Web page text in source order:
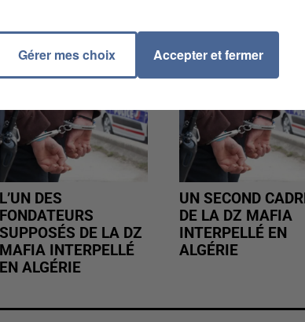
L’UN DES
FONDATEURS
SUPPOSÉS DE LA DZ
MAFIA INTERPELLÉ
EN ALGÉRIE
UN SECOND
DE LA DZ MAFIA
INTERPELLÉ EN
ALGÉRIE
Gérer mes choix Accepter et fermer